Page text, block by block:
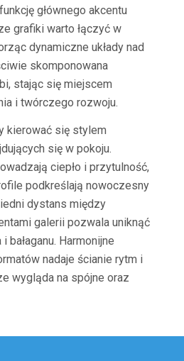
głównego akcentu
grafiki warto łączyć w
dynamiczne układy nad
skomponowana
stając się miejscem
i twórczego rozwoju.
kierować się stylem
się w pokoju.
ciepło i przytulność,
podkreślają nowoczesny
dystans między
galerii pozwala uniknąć
bałaganu. Harmonijne
nadaje ścianie rytm i
wygląda na spójne oraz